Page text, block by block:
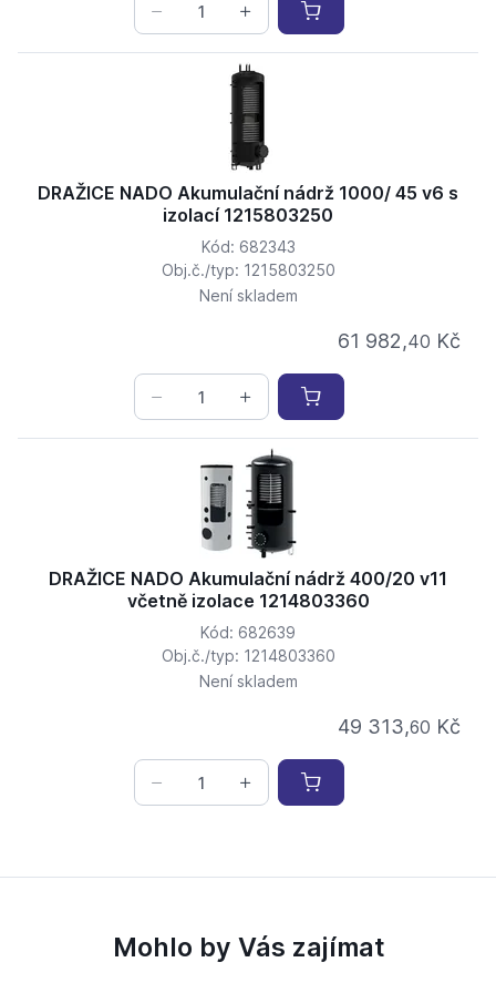
DRAŽICE NADO Akumulační nádrž 1000/ 45 v6 s
izolací 1215803250
Kód: 682343
Obj.č./typ: 1215803250
Není skladem
61 982,40 Kč
DRAŽICE NADO Akumulační nádrž 400/20 v11
včetně izolace 1214803360
Kód: 682639
Obj.č./typ: 1214803360
Není skladem
49 313,60 Kč
Mohlo by Vás zajímat